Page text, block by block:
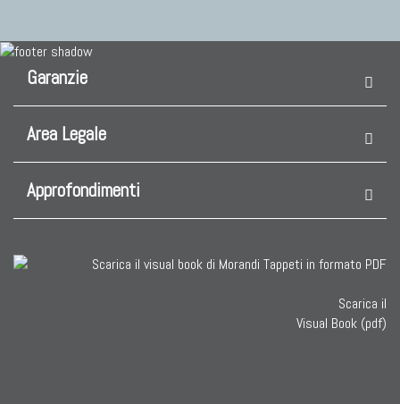
Garanzie
Area Legale
Approfondimenti
Scarica il
Visual Book (pdf)